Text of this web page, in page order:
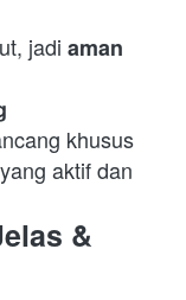
jadi aman
khusus
aktif dan
&